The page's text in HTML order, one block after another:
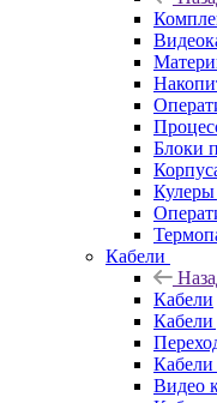
Блоки
Кулеры
Кабели
Кабели
Кабели
Кабели
Видео